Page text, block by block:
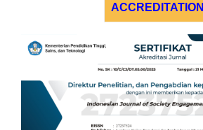
ACCREDITATION